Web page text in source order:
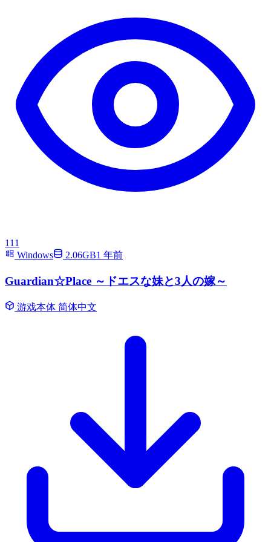
111
Windows
2.06GB1 年前
Guardian☆Place ～ドエスな妹と3人の嫁～
游戏本体 简体中文